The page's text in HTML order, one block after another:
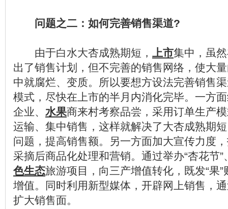
问题之二：如何完善销售渠道?
由于白水大杏成熟期短， 上市集中，虽
出了销售计划，但不完善的销售网络，使大
中就腐烂、变质。所以要想方设法完善销售
模式，尽快在上市的半月内消化完毕。一方
企业、 水果商来村考察品尝，采用订单生产
运输、集中销售，这样就解决了大杏成熟期
问题，提高销售额。另一方面加大宣传力度
采摘后商品化处理和营销。通过举办“杏花节”
色生态旅游项目，向三产增值转化，既发“果”
增值。同时利用新型媒体，开辟网上销售，
扩大销售面。